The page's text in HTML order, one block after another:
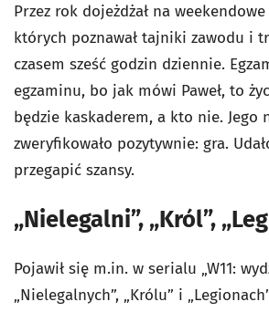
Przez rok dojeżdżał na
których poznawał tajniki zawodu i
czasem sześć godzin dziennie.
egzaminu, bo jak mówi Paweł, to
będzie kaskaderem, a kto nie. Jego
zweryfikowało pozytywnie: gra.
przegapić szansy.
„Nielegalni”, „Król”,
Pojawił się m.in. w serialu „W11:
„Nielegalnych”, „Królu” i